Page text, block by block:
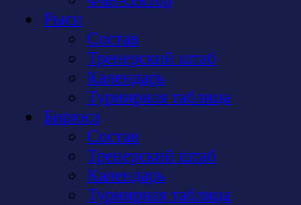
Рыси
Состав
Тренерский штаб
Календарь
Турнирная таблица
Бирюса
Состав
Тренерский штаб
Календарь
Турнирная таблица